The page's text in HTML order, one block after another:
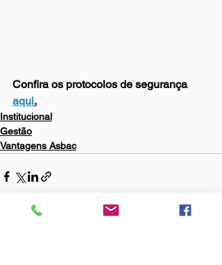
Confira os protocolos de segurança
aqui.
Institucional
Gestão
Vantagens Asbac